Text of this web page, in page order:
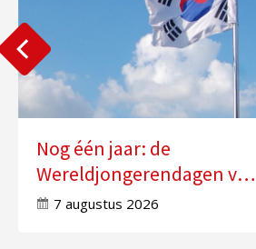
Nog één jaar: de
Wereldjongerendagen van
2027 in Seoul
7 augustus 2026